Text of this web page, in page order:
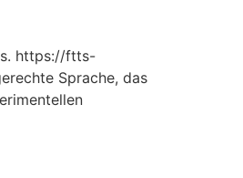
https://ftts-
Sprache, das